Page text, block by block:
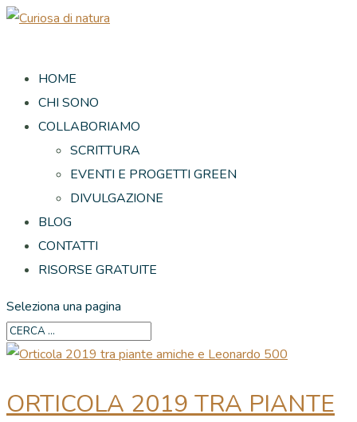
HOME
CHI SONO
COLLABORIAMO
SCRITTURA
EVENTI E PROGETTI GREEN
DIVULGAZIONE
BLOG
CONTATTI
RISORSE GRATUITE
Seleziona una pagina
ORTICOLA 2019 TRA PIANTE